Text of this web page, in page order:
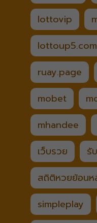
lottovip
lottoup5.com
ruay.page
mobet
mhandee
เว็บรวย
รั
สถิติหวยย้อนห
simpleplay